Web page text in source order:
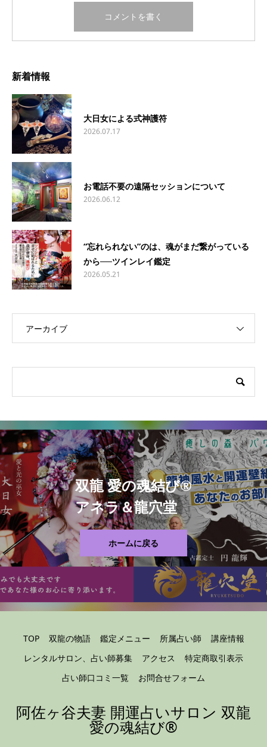
新着情報
大日女による式神護符
2026.07.17
お電話不要の遠隔セッションについて
2026.06.12
“忘れられない”のは、魂がまだ繋がっている
から──ツインレイ鑑定
2026.05.21
アーカイブ
双龍 愛の魂結び®
アネラ＆龍穴堂
ホームに戻る
TOP 双龍の物語 鑑定メニュー 所属占い師
講座情報
レンタルサロン、占い師募集
アクセス
特定商取引表示
占い師口コミ一覧
お問合せフォーム
阿佐ヶ谷夫妻 開運占いサロン 双龍
愛の魂結び®️